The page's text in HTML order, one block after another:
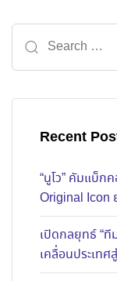
Recent
“นูโว” คัมแบ็ก
Original Icon
เปิดกลยุทธ์ “ที
เคลื่อนประเทศ